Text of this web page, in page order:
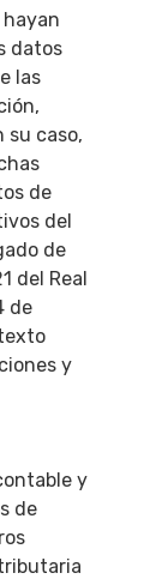
datos
las
su caso,
de
del
de
del Real
de
y
y
de